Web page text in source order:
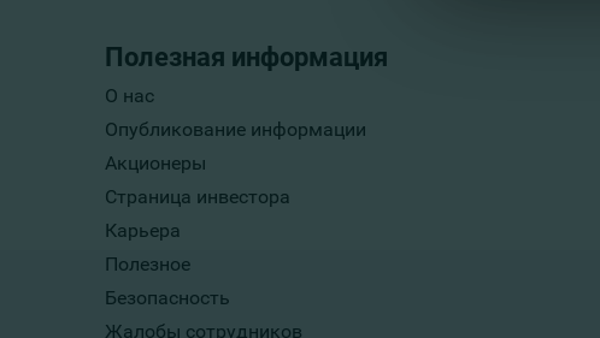
Полезная информация
О нас
Опубликование информации
Акционеры
Страница инвестора
Карьера
Полезное
Безопасность
Жалобы сотрудников